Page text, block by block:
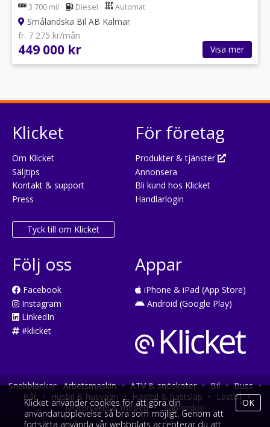
3 700 mil Diesel Automat
Småländska Bil AB Kalmar
fr. 7 275 kr/mån
449 000 kr Visa mer
Klicket
Om Klicket
Säljtips
Kontakt & support
Press
Tyck till om Klicket
För företag
Produkter & tjänster
Annonsera
Bli kund hos Klicket
Handlarlogin
Följ oss
Facebook
Instagram
LinkedIn
#klicket
Appar
iPhone & iPad (App Store)
Android (Google Play)
Snabblänkar: Arbetsmaskin • ATV & snöskoter • Bil • Buss •
Båt • Husbil & husvagn • Hästbil & hästsläp • Lastbil •
Motorcykel & moped • Släpfordon
Klicket använder cookies för att göra din
användarupplevelse så bra som möjligt. Genom att
fortsätta använda vår webbplats accepterar du att
OK